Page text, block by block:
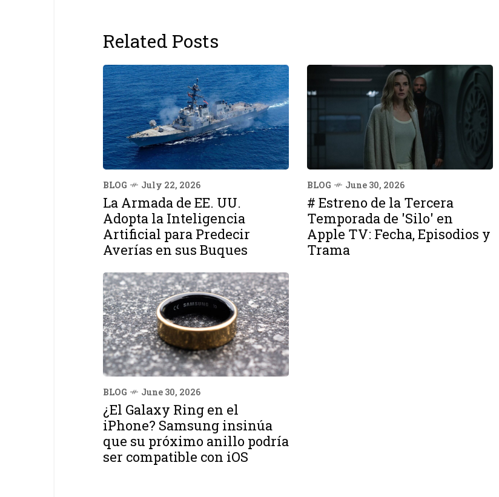
Related Posts
BLOG July 22, 2026
La Armada de EE. UU.
Adopta la Inteligencia
Artificial para Predecir
Averías en sus Buques
BLOG June 30, 2026
# Estreno de la Tercera
Temporada de 'Silo' en
Apple TV: Fecha, Episodios y
Trama
BLOG June 30, 2026
¿El Galaxy Ring en el
iPhone? Samsung insinúa
que su próximo anillo podría
ser compatible con iOS